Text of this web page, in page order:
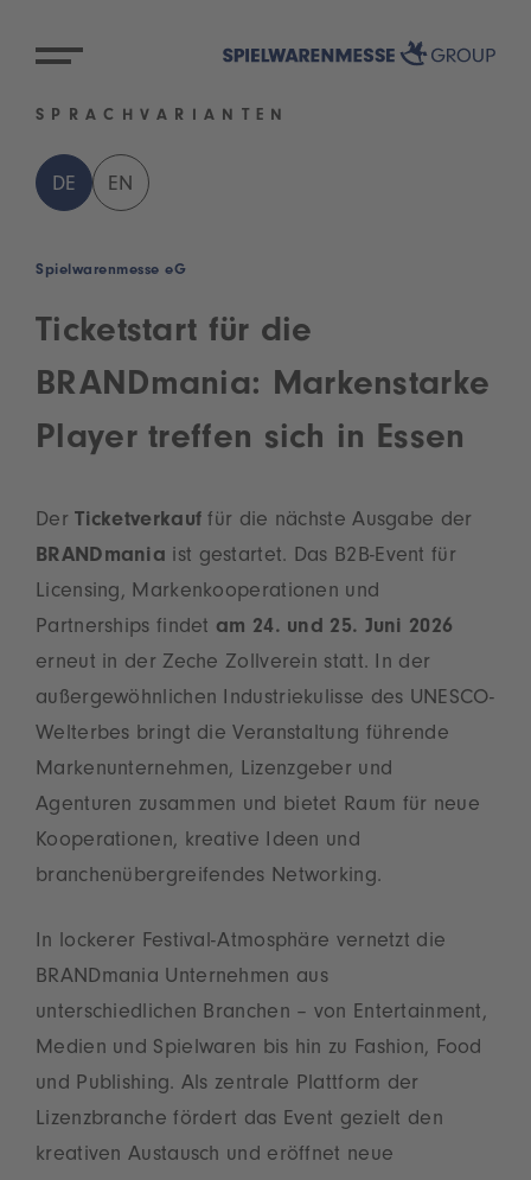
SPRACHVARIANTEN
DE EN
Spielwarenmesse eG
Ticketstart für die
BRANDmania: Markenstarke
Player treffen sich in Essen
Der Ticketverkauf für die nächste Ausgabe der
BRANDmania ist gestartet. Das B2B-Event für
Licensing, Markenkooperationen und
Partnerships findet am 24. und 25. Juni 2026
erneut in der Zeche Zollverein statt. In der
außergewöhnlichen Industriekulisse des UNESCO-
Welterbes bringt die Veranstaltung führende
Markenunternehmen, Lizenzgeber und
Agenturen zusammen und bietet Raum für neue
Kooperationen, kreative Ideen und
branchenübergreifendes Networking.
In lockerer Festival-Atmosphäre vernetzt die
BRANDmania Unternehmen aus
unterschiedlichen Branchen – von Entertainment,
Medien und Spielwaren bis hin zu Fashion, Food
und Publishing. Als zentrale Plattform der
Lizenzbranche fördert das Event gezielt den
kreativen Austausch und eröffnet neue